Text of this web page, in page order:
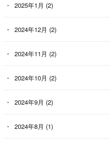
2025年1月 (2)
2024年12月 (2)
2024年11月 (2)
2024年10月 (2)
2024年9月 (2)
2024年8月 (1)